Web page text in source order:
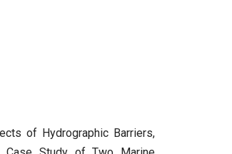
of Hydrographic Barriers,